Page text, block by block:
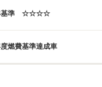
基準 ☆☆☆☆
燃費基準達成車